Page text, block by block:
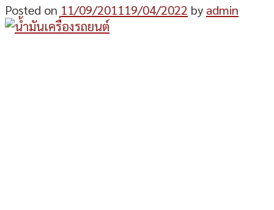
Posted on 11/09/201119/04/2022 by admin